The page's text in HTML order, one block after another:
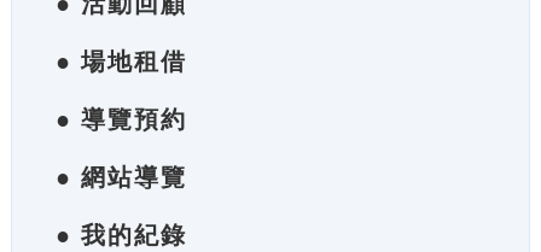
● 場地租借
● 導覽預約
● 網站導覽
● 我的紀錄